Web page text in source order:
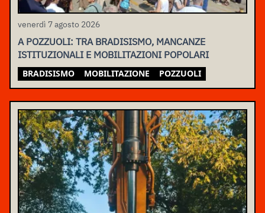
venerdì 7 agosto 2026
A POZZUOLI: TRA BRADISISMO, MANCANZE
ISTITUZIONALI E MOBILITAZIONI POPOLARI
BRADISISMO MOBILITAZIONE POZZUOLI